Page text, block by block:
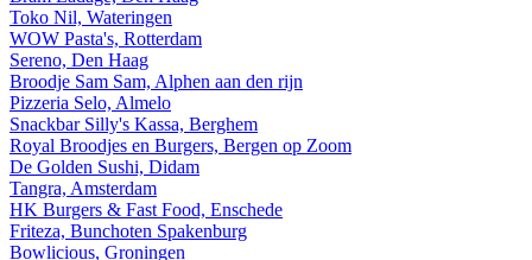
Toko Nil, Wateringen
WOW Pasta's, Rotterdam
Sereno, Den Haag
Broodje Sam Sam, Alphen aan den rijn
Pizzeria Selo, Almelo
Snackbar Silly's Kassa, Berghem
Royal Broodjes en Burgers, Bergen op Zoom
De Golden Sushi, Didam
Tangra, Amsterdam
HK Burgers & Fast Food, Enschede
Friteza, Bunchoten Spakenburg
Bowlicious, Groningen